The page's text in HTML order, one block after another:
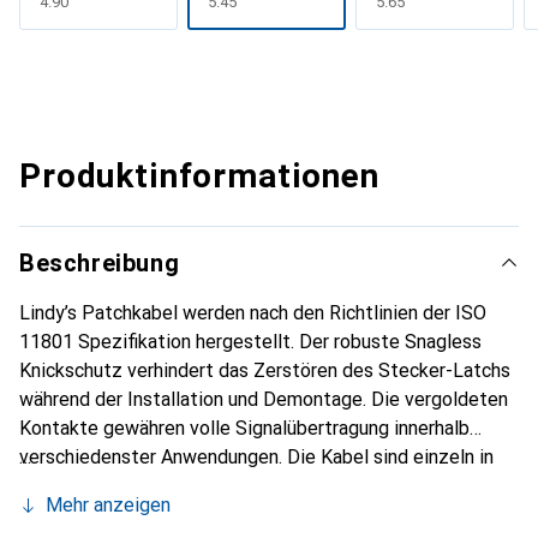
Produktinformationen
Beschreibung
Lindy’s Patchkabel werden nach den Richtlinien der ISO
11801 Spezifikation hergestellt. Der robuste Snagless
Knickschutz verhindert das Zerstören des Stecker-Latchs
während der Installation und Demontage. Die vergoldeten
Kontakte gewähren volle Signalübertragung innerhalb
verschiedenster Anwendungen. Die Kabel sind einzeln in
erhältlich, wodurch sie optimal für die Strukturierung von
Mehr anzeigen